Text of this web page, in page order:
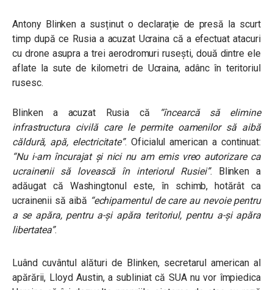
Antony Blinken a susținut o declarație de presă la scurt
timp după ce Rusia a acuzat Ucraina că a efectuat atacuri
cu drone asupra a trei aerodromuri rusești, două dintre ele
aflate la sute de kilometri de Ucraina, adânc în teritoriul
rusesc.
Blinken a acuzat Rusia că “încearcă să elimine
infrastructura civilă care le permite oamenilor să aibă
căldură, apă, electricitate”. Oficialul american a continuat:
“Nu i-am încurajat și nici nu am emis vreo autorizare ca
ucrainenii să lovească în interiorul Rusiei”. Blinken a
adăugat că Washingtonul este, în schimb, hotărât ca
ucrainenii să aibă “echipamentul de care au nevoie pentru
a se apăra, pentru a-și apăra teritoriul, pentru a-și apăra
libertatea”.
Luând cuvântul alături de Blinken, secretarul american al
apărării, Lloyd Austin, a subliniat că SUA nu vor împiedica